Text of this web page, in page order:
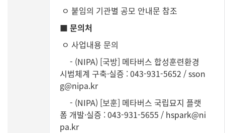
ㅇ 붙임의 기관별 공모 안내문 참조
■ 문의처
ㅇ 사업내용 문의
- (NIPA) [국방] 메타버스 합성훈련환경
시범체계 구축·실증 : 043-931-5652 / sson
g@nipa.kr
- (NIPA) [보훈] 메타버스 국립묘지 플랫
폼 개발·실증 : 043-931-5655 / hspark@ni
pa.kr